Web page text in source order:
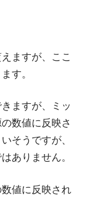
ますが、ここ
す。
ますが、ミッ
数値に反映さ
そうですが、
ありません。
値に反映され